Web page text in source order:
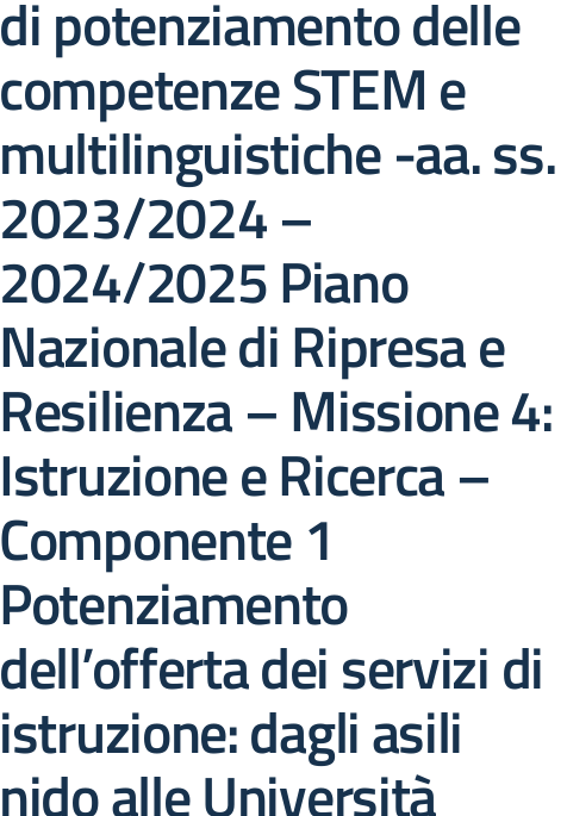
di potenziamento delle
competenze STEM e
multilinguistiche -aa. ss.
2023/2024 –
2024/2025 Piano
Nazionale di Ripresa e
Resilienza – Missione 4:
Istruzione e Ricerca –
Componente 1
Potenziamento
dell’offerta dei servizi di
istruzione: dagli asili
nido alle Università